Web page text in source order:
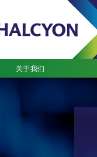
关于我们